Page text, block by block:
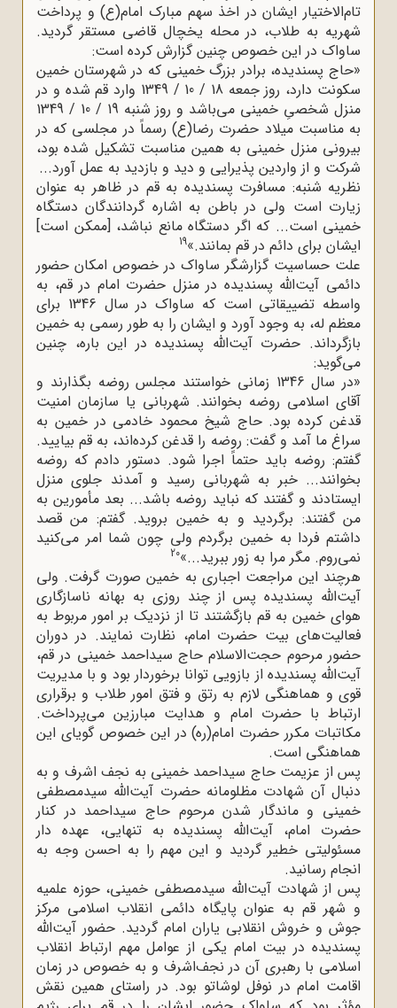
تام‌الاختیار ایشان در اخذ سهم مبارک امام(ع) و پرداخت
شهریه به طلاب، در محله یخچال قاضی مستقر گردید.
ساواک در این خصوص چنین گزارش کرده است:
«حاج پسندیده، برادر بزرگ خمینی که در شهرستان خمین
سکونت دارد، روز جمعه 18 / 10 / 1349 وارد قم شده و در
منزل شخصیِ خمینی می‌باشد و روز شنبه 19 / 10 / 1349
به مناسبت میلاد حضرت رضا(ع) رسماً در مجلسی که در
بیرونی منزل خمینی به همین مناسبت تشکیل شده بود،
شرکت و از واردین پذیرایی و دید و بازدید به عمل آورد...
نظریه شنبه: مسافرت پسندیده به قم در ظاهر به عنوان
زیارت است ولی در باطن به اشاره گردانندگان دستگاه
خمینی است... که اگر دستگاه مانع نباشد، [ممکن است]
ایشان برای دائم در قم بمانند.»19
علت حساسیت گزارشگر ساواک در خصوص امکان حضور
دائمی آیت‌الله پسندیده در منزل حضرت امام در قم، به
واسطه تضییقاتی است که ساواک در سال 1346 برای
معظم له، به وجود آورد و ایشان را به طور رسمی به خمین
بازگرداند. حضرت آیت‌الله پسندیده در این باره، چنین
می‌گوید:
«در سال 1346 زمانی خواستند مجلس روضه بگذارند و
آقای اسلامی روضه بخوانند. شهربانی یا سازمان امنیت
قدغن کرده بود. حاج شیخ محمود خادمی در خمین به
سراغ ما آمد و گفت: روضه را قدغن کرده‌اند، به قم بیایید.
گفتم: روضه باید حتماً اجرا شود. دستور دادم که روضه
بخوانند... خبر به شهربانی رسید و آمدند جلوی منزل
ایستادند و گفتند که نباید روضه باشد... بعد مأمورین به
من گفتند: برگردید و به خمین بروید. گفتم: من قصد
داشتم فردا به خمین برگردم ولی چون شما امر می‌کنید
نمی‌روم. مگر مرا به زور ببرید...»20
هرچند این مراجعت اجباری به خمین صورت گرفت. ولی
آیت‌الله پسندیده پس از چند روزی به بهانه ناسازگاری
هوای خمین به قم بازگشتند تا از نزدیک بر امور مربوط به
فعالیت‌های بیت حضرت امام، نظارت نمایند. در دوران
حضور مرحوم حجت‌الاسلام حاج‌ سیداحمد خمینی در قم،
آیت‌الله پسندیده از بازویی توانا برخوردار بود و با مدیریت
قوی و هماهنگی لازم به رتق و فتق امور طلاب و برقراری
ارتباط با حضرت امام و هدایت مبارزین می‌پرداخت.
مکاتبات مکرر حضرت امام(ره) در این خصوص گویای این
هماهنگی است.
پس از عزیمت حاج سیداحمد خمینی به نجف اشرف و به
دنبال آن شهادت مظلومانه حضرت آیت‌الله سیدمصطفی
خمینی و ماندگار شدن مرحوم حاج‌ سیداحمد در کنار
حضرت امام، آیت‌الله پسندیده به تنهایی، عهده دار
مسئولیتی خطیر گردید و این مهم را به احسن وجه به
انجام رسانید.
پس از شهادت آیت‌الله سیدمصطفی خمینی، حوزه علمیه
و شهر قم به عنوان پایگاه دائمی انقلاب اسلامی مرکز
جوش و خروش انقلابی یاران امام گردید. حضور آیت‌الله
پسندیده در بیت امام یکی از عوامل مهم ارتباط انقلاب
اسلامی با رهبری آن در نجف‌اشرف و به خصوص در زمان
اقامت امام در نوفل لوشاتو بود. در راستای همین نقش